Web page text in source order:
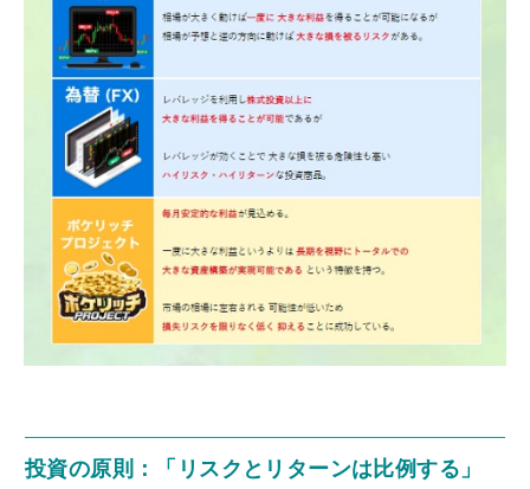
投資の原則：「リスクとリターンは比例する」